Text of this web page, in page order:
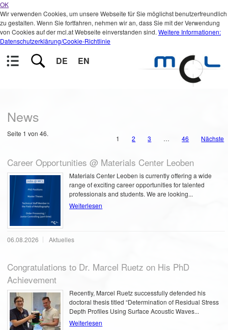
OK
Wir verwenden Cookies, um unsere Webseite für Sie möglichst benutzerfreundlich
zu gestalten. Wenn Sie fortfahren, nehmen wir an, dass Sie mit der Verwendung
von Cookies auf der mcl.at Webseite einverstanden sind. Weitere Informationen:
Datenschutzerklärung/Cookie-Richtlinie
DE EN
News
Seite 1 von 46.
1 2 3 … 46 Nächste
Career Opportunities @ Materials Center Leoben
Materials Center Leoben is currently offering a wide
range of exciting career opportunities for talented
professionals and students. We are looking...
Weiterlesen
06.08.2026 Aktuelles
Congratulations to Dr. Marcel Ruetz on His PhD
Achievement
Recently, Marcel Ruetz successfully defended his
doctoral thesis titled “Determination of Residual Stress
Depth Profiles Using Surface Acoustic Waves...
Weiterlesen